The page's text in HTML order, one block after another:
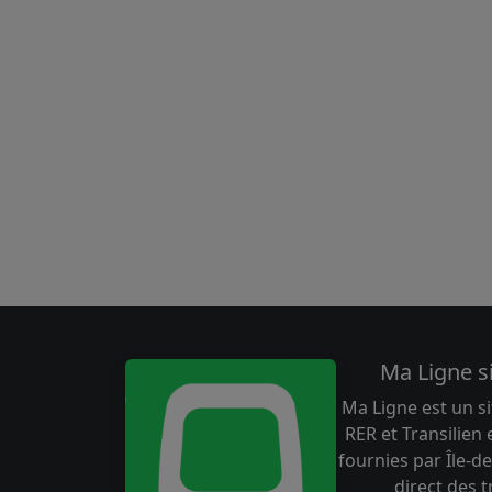
Ma Ligne
Ma Ligne est un
RER et
fournies par Île-
direct des